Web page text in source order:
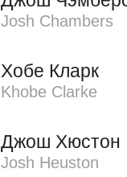
Josh Chambers
Хобе Кларк
Khobe Clarke
Джош Хюстон
Josh Heuston